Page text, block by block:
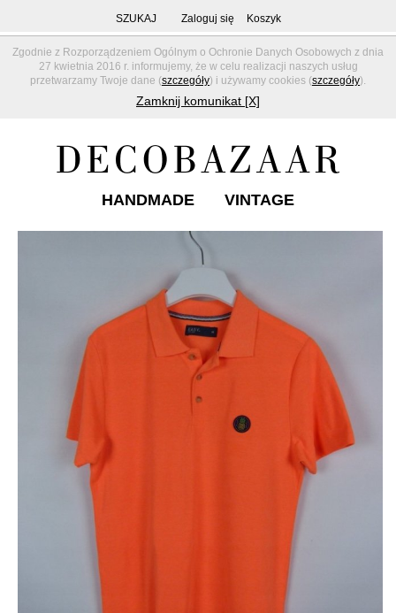
Zgodnie z Rozporządzeniem Ogólnym o Ochronie Danych Osobowych z dnia
27 kwietnia 2016 r. informujemy, że w celu realizacji naszych usług
przetwarzamy Twoje dane (szczegóły) i używamy cookies (szczegóły).
Zamknij komunikat [X]
SZUKAJ Zaloguj się Koszyk
HANDMADE VINTAGE